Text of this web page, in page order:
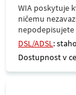
WIA poskytuje
ničemu
DSL/ADSL:
Dostupnost v